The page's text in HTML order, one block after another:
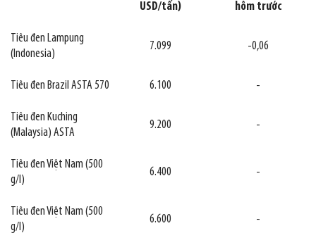
USD/tấn)
hôm trước
Tiêu đen Lampung
(Indonesia)
7.099 -0,06
Tiêu đen Brazil ASTA 570 6.100 -
Tiêu đen Kuching
(Malaysia) ASTA
9.200 -
Tiêu đen Việt Nam (500
g/l)
6.400 -
Tiêu đen Việt Nam (500
g/l)
6.600 -